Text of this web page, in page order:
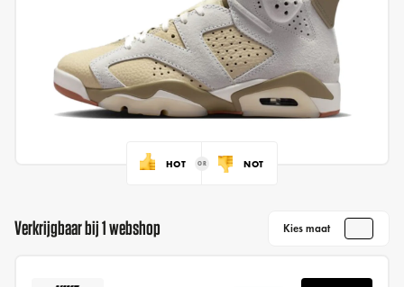
HOT NOT
Verkrijgbaar bij 1 webshop Kies maat